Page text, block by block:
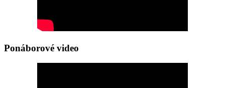
Ponáborové video